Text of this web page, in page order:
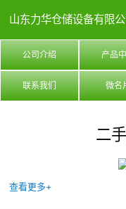
山东力华仓储设备有限
公司介绍 产品
联系我们 微名
二
查看更多+